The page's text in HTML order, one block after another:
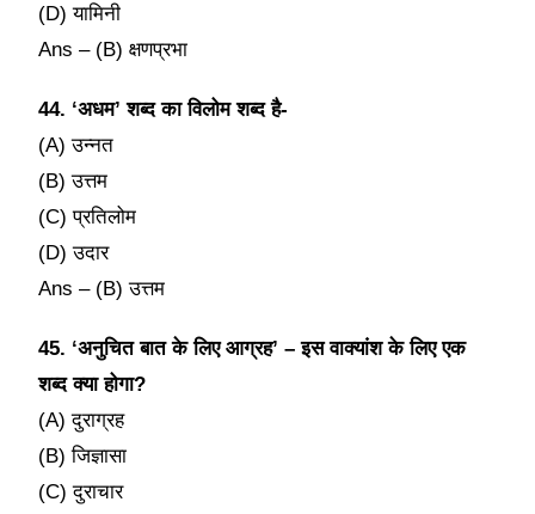
(D) यामिनी
Ans – (B) क्षणप्रभा
44. ‘अधम’ शब्द का विलोम शब्द है-
(A) उन्नत
(B) उत्तम
(C) प्रतिलोम
(D) उदार
Ans – (B) उत्तम
45. ‘अनुचित बात के लिए आग्रह’ – इस वाक्यांश के लिए एक
शब्द क्या होगा?
(A) दुराग्रह
(B) जिज्ञासा
(C) दुराचार